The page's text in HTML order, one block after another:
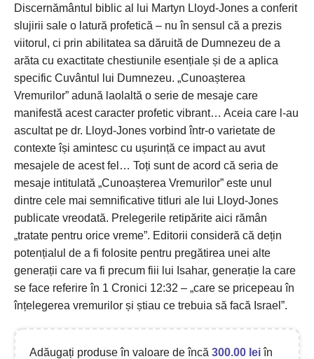
Discernământul biblic al lui Martyn Lloyd-Jones a conferit
slujirii sale o latură profetică – nu în sensul că a prezis
viitorul, ci prin abilitatea sa dăruită de Dumnezeu de a
arăta cu exactitate chestiunile esențiale și de a aplica
specific Cuvântul lui Dumnezeu. „Cunoașterea
Vremurilor” adună laolaltă o serie de mesaje care
manifestă acest caracter profetic vibrant… Aceia care l-au
ascultat pe dr. Lloyd-Jones vorbind într-o varietate de
contexte își amintesc cu ușurință ce impact au avut
mesajele de acest fel… Toți sunt de acord că seria de
mesaje intitulată „Cunoașterea Vremurilor” este unul
dintre cele mai semnificative titluri ale lui Lloyd-Jones
publicate vreodată. Prelegerile retipărite aici rămân
„tratate pentru orice vreme”. Editorii consideră că dețin
potențialul de a fi folosite pentru pregătirea unei alte
generații care va fi precum fiii lui Isahar, generație la care
se face referire în 1 Cronici 12:32 – „care se pricepeau în
înțelegerea vremurilor și știau ce trebuia să facă Israel”.
Adăugați produse în valoare de încă 300.00 leiîn